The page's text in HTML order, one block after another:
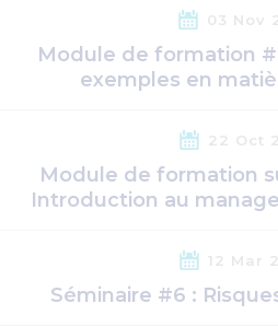
03 Nov
Module de formation
exemples en
22 Oct
Module de formation
Introduction au
12 Mar
Séminaire #6 :